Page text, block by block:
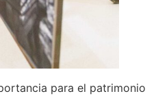
para el patrimonio